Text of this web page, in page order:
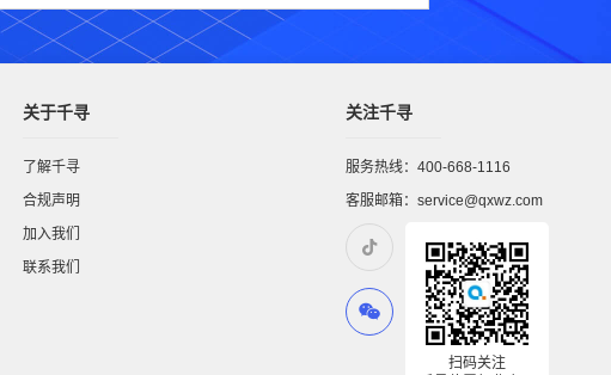
关于千寻
了解千寻
合规声明
加入我们
联系我们
关注千寻
服务热线：400-668-1116
客服邮箱：service@qxwz.com
扫码关注